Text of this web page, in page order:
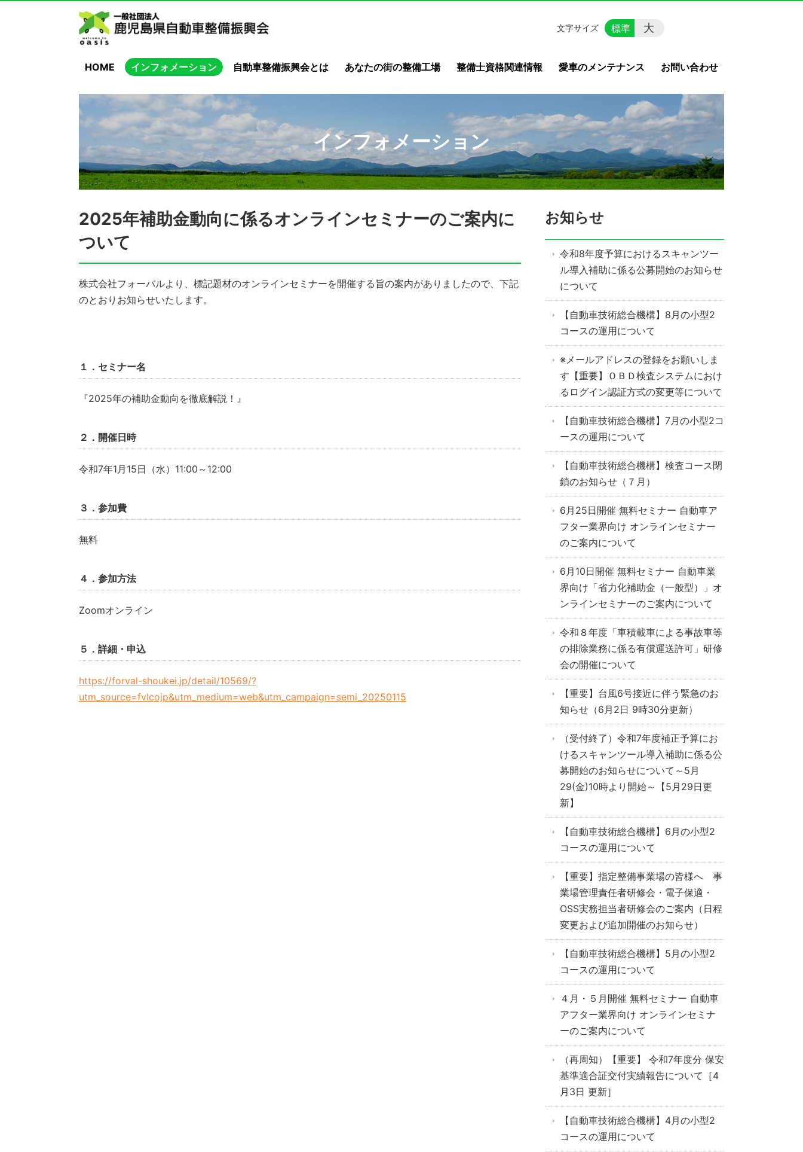
HOME インフォメーション 自動車整備振興会とは あなたの街の整備工場 整備士資格関連情報 愛車のメンテナンス お問い合わせ
文字サイズ 標準 大
インフォメーション
2025年補助金動向に係るオンラインセミナーのご案内に
ついて
株式会社フォーバルより、標記題材のオンラインセミナーを開催する旨の案内がありましたので、下記
のとおりお知らせいたします。
１．セミナー名
『2025年の補助金動向を徹底解説！』
２．開催日時
令和7年1月15日（水）11:00～12:00
３．参加費
無料
４．参加方法
Zoomオンライン
５．詳細・申込
https://forval-shoukei.jp/detail/10569/?
utm_source=fvlcojp&utm_medium=web&utm_campaign=semi_20250115
お知らせ
令和8年度予算におけるスキャンツー
ル導入補助に係る公募開始のお知らせ
について
【自動車技術総合機構】8月の小型2
コースの運用について
※メールアドレスの登録をお願いしま
す【重要】ＯＢＤ検査システムにおけ
るログイン認証方式の変更等について
【自動車技術総合機構】7月の小型2コ
ースの運用について
【自動車技術総合機構】検査コース閉
鎖のお知らせ（７月）
6月25日開催 無料セミナー 自動車ア
フター業界向け オンラインセミナー
のご案内について
6月10日開催 無料セミナー 自動車業
界向け「省力化補助金（一般型）」オ
ンラインセミナーのご案内について
令和８年度「車積載車による事故車等
の排除業務に係る有償運送許可」研修
会の開催について
【重要】台風6号接近に伴う緊急のお
知らせ（6月2日 9時30分更新）
（受付終了）令和7年度補正予算にお
けるスキャンツール導入補助に係る公
募開始のお知らせについて～5月
29(金)10時より開始～【5月29日更
新】
【自動車技術総合機構】6月の小型2
コースの運用について
【重要】指定整備事業場の皆様へ 事
業場管理責任者研修会・電子保適・
OSS実務担当者研修会のご案内（日程
変更および追加開催のお知らせ）
【自動車技術総合機構】5月の小型2
コースの運用について
４月・５月開催 無料セミナー 自動車
アフター業界向け オンラインセミナ
ーのご案内について
（再周知）【重要】 令和7年度分 保安
基準適合証交付実績報告について［4
月3日 更新］
【自動車技術総合機構】4月の小型2
コースの運用について